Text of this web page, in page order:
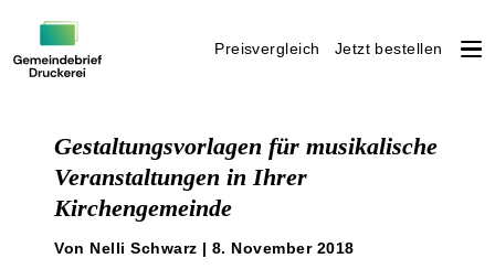
Preisvergleich Jetzt bestellen
Gestaltungsvorlagen für musikalische
Veranstaltungen in Ihrer
Kirchengemeinde
Von Nelli Schwarz | 8. November 2018